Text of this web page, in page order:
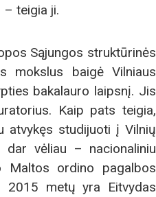
– teigia ji.
Sąjungos struktūrinės
mokslus baigė Vilniaus
bakalauro laipsnį. Jis
Kaip pats teigia,
atvykęs studijuoti į Vilnių
dar vėliau – nacionaliniu
ordino pagalbos
2015 metų yra Eitvydas